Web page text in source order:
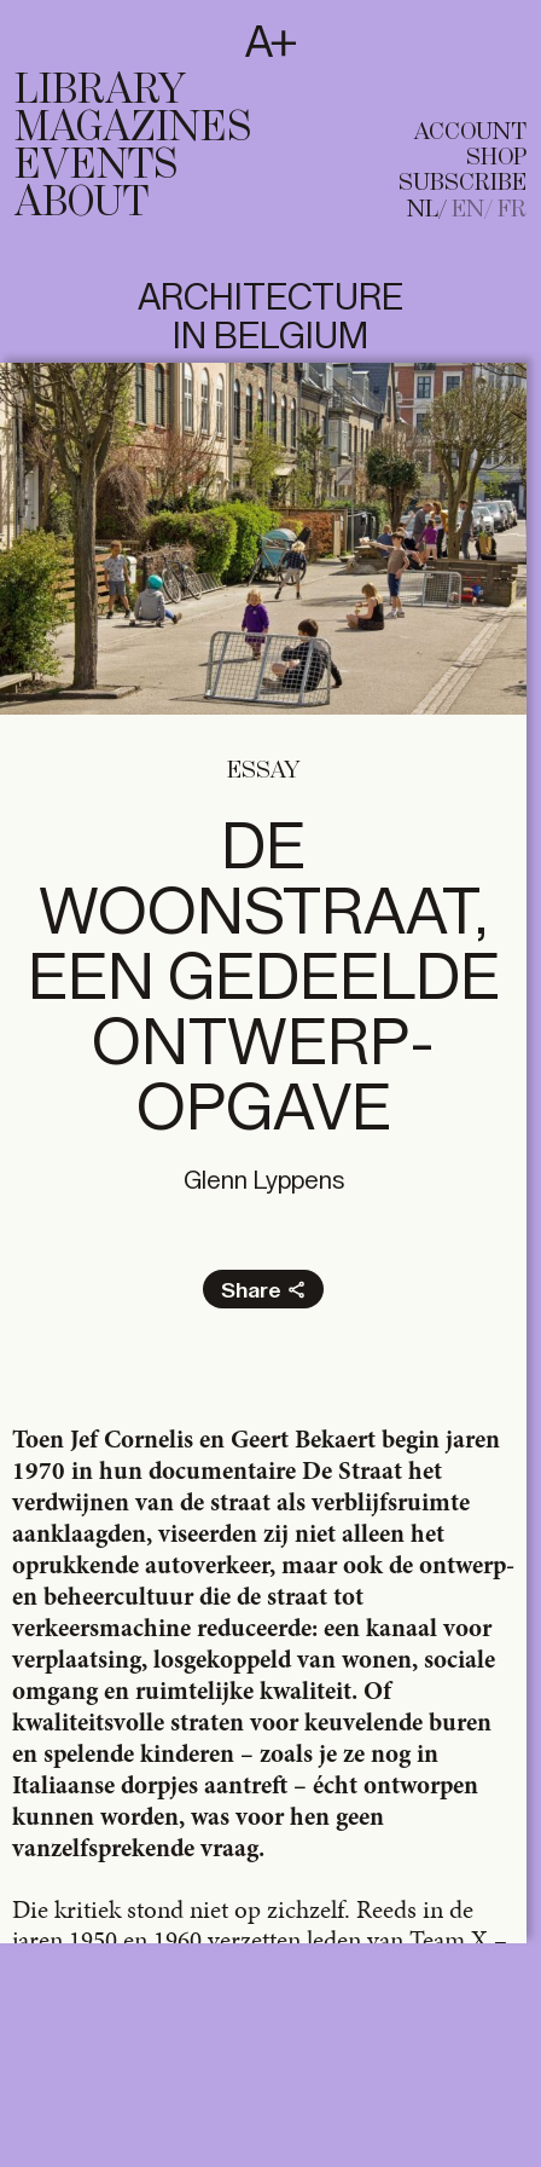
T
EN FR
LIBRARY
MAGAZINES
EVENTS
ABOUT
ACCOUNT
SHOP
SUBSCRIBE
NL EN FR
ARCHITECTURE
IN BELGIUM
ESSAY
DE
WOONSTRAAT,
EEN GEDEELDE
ONTWERP­
OPGAVE
Glenn Lyppens
Share
Email
Toen Jef Cornelis en Geert Bekaert begin jaren
1970 in hun documentaire De Straat het
verdwijnen van de straat als verblijfsruimte
aanklaagden, viseerden zij niet alleen het
oprukkende autoverkeer, maar ook de ontwerp-
en beheercultuur die de straat tot
verkeersmachine reduceerde: een kanaal voor
verplaatsing, losgekoppeld van wonen, sociale
omgang en ruimtelijke kwaliteit. Of
kwaliteitsvolle straten voor keuvelende buren
en spelende kinderen – zoals je ze nog in
Italiaanse dorpjes aantreft – écht ontworpen
kunnen worden, was voor hen geen
vanzelfsprekende vraag.
Die kritiek stond niet op zichzelf. Reeds in de
jaren 1950 en 1960 verzetten leden van Team X –